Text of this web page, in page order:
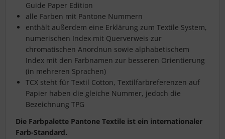
Guide Paper Edition
alle Farben mit Pantone Nummern
enthält außerdem eine Erklärung zum Textile System,
numerischen Index mit Querverweis zur
chromatischen Anordnun sowie alphabetischem
Index mit den Farbnamen zur besseren Orientierung
(in mehreren Sprachen)
TCX steht für Textil Cotton, Textilfarbreferenzen auf
Papier haben die gleiche Nummer, jedoch die
Bezeichnung TPG
Die Farbpalette Pantone Textile ist ein internationaler
Farb-Standard.